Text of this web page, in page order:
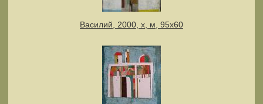
Василий, 2000, х, м, 95х60